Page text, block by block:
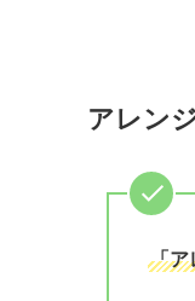
アレン
「ア